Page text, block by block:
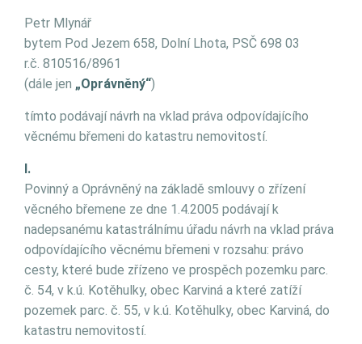
Petr Mlynář
bytem Pod Jezem 658, Dolní Lhota, PSČ 698 03
r.č. 810516/8961
(dále jen „Oprávněný“)
tímto podávají návrh na vklad práva odpovídajícího
věcnému břemeni do katastru nemovitostí.
I.
Povinný a Oprávněný na základě smlouvy o zřízení
věcného břemene ze dne 1.4.2005 podávají k
nadepsanému katastrálnímu úřadu návrh na vklad práva
odpovídajícího věcnému břemeni v rozsahu: právo
cesty, které bude zřízeno ve prospěch pozemku parc.
č. 54, v k.ú. Kotěhulky, obec Karviná a které zatíží
pozemek parc. č. 55, v k.ú. Kotěhulky, obec Karviná, do
katastru nemovitostí.